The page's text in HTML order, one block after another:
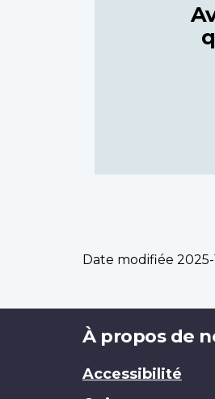
Date modifiée 2025-
Brand
À propos de
Accessibilité